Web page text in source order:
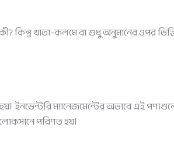
কিন্তু খাতা-কলমে বা শুধু অনুমানের ওপর
ইনভেন্টরি ম্যানেজমেন্টের অভাবে এই
পরিণত হয়।